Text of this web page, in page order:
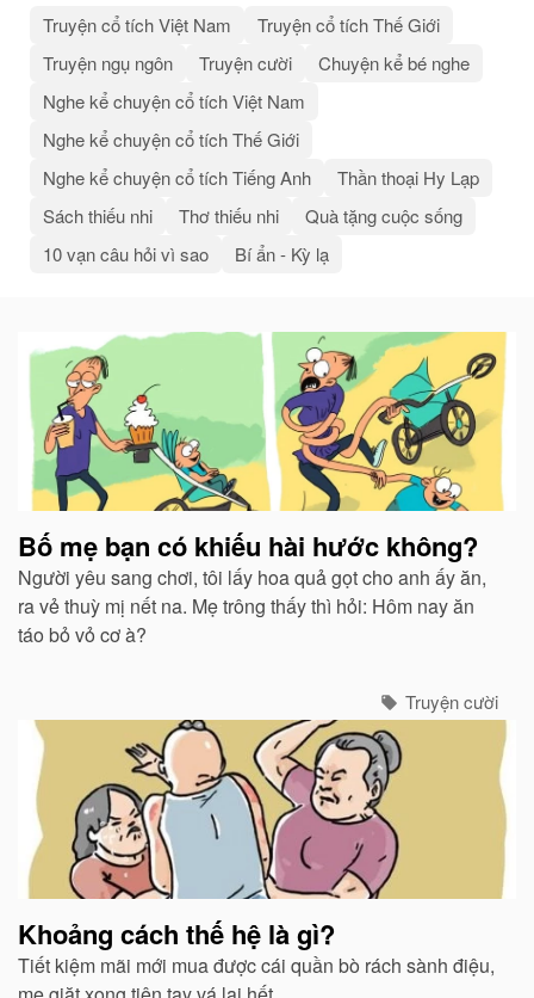
Truyện cổ tích Việt Nam
Truyện cổ tích Thế Giới
Truyện ngụ ngôn
Truyện cười
Chuyện kể bé nghe
Nghe kể chuyện cổ tích Việt Nam
Nghe kể chuyện cổ tích Thế Giới
Nghe kể chuyện cổ tích Tiếng Anh
Thần thoại Hy Lạp
Sách thiếu nhi
Thơ thiếu nhi
Quà tặng cuộc sống
10 vạn câu hỏi vì sao
Bí ẩn - Kỳ lạ
Bài
liên
quan
Bố mẹ bạn có khiếu hài hước không?
Người yêu sang chơi, tôi lấy hoa quả gọt cho anh ấy ăn,
ra vẻ thuỳ mị nết na. Mẹ trông thấy thì hỏi: Hôm nay ăn
táo bỏ vỏ cơ à?
Truyện cười
Khoảng cách thế hệ là gì?
Tiết kiệm mãi mới mua được cái quần bò rách sành điệu,